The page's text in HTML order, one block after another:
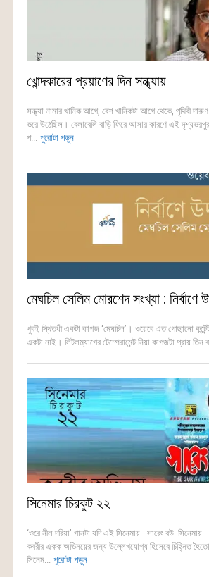
খোন্দকারের প্রয়াণের দিন সন্ধ্যায়
সন্ধ্যা নামার খানিক আগে, বেশ খানিকটা আগে থেকে, পৃথিবী
ভরে উঠেছিল। বেলাবেলি বাড়ি ফিরে আসার কারণে এই
প... পুরোটা পড়ুন
মেঘচিল সেলিম মোরশেদ সংখ্যা : নির্বাণে
খুবই স্থিতধী একটা কাগজ ‘মেঘচিল’। ওয়েবে এত গোছানো
একটা নাই। লিটলম্যাগের টেম্পেরামেন্ট নিয়া কাগজটা প্রায় তিন
সিনেমার চিরকুট ২২
‘ওরে নীল দরিয়া’ গানটা যদি এই সিনেমায়—সারেং বউ
কবরীর একক অভিনয়ের জন্য উল্লেখযোগ্য হিসেবে চিহ্নিত
সিনেম... পুরোটা পড়ুন